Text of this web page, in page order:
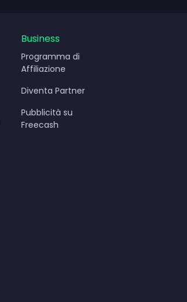
Business
Programma di
Affiliazione
Diventa Partner
Pubblicità su
Freecash